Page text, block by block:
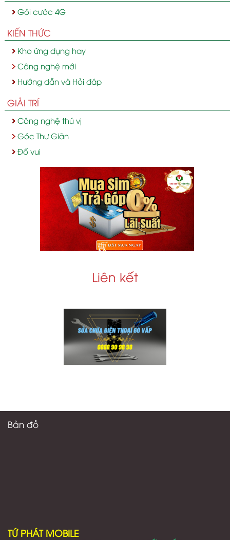
Gói cước 4G
KIẾN THỨC
Kho ứng dụng hay
Công nghệ mới
Hướng dẫn và Hỏi đáp
GIẢI TRÍ
Công nghệ thú vị
Góc Thư Giãn
Đố vui
Liên kết
Bản đồ
TỨ PHÁT MOBILE